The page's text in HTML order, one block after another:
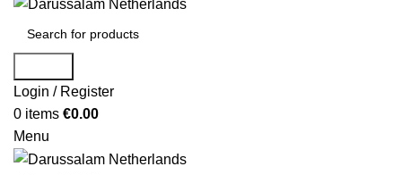
Login / Register
0 items €0.00
Menu